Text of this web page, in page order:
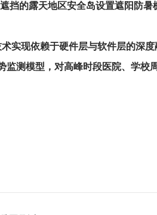
挡的露天地区安全岛设置遮阳防暑
实现依赖于硬件层与软件层的深度
测模型，对高峰时段医院、学校